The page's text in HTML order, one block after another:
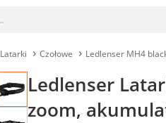
Latarki Czołowe Ledlenser MH4
Ledlenser
zoom,